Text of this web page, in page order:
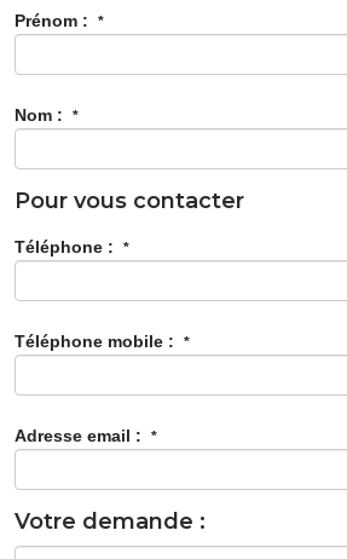
Prénom : *
Nom : *
Pour vous contacter
Téléphone : *
Téléphone mobile : *
Adresse email : *
Votre demande :